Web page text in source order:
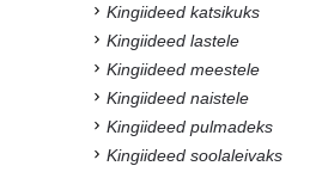
Kingiideed katsikuks
Kingiideed lastele
Kingiideed meestele
Kingiideed naistele
Kingiideed pulmadeks
Kingiideed soolaleivaks